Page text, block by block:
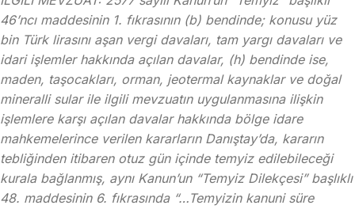
46’ncı maddesinin 1. fıkrasının (b) bendinde; konusu yüz
bin Türk lirasını aşan vergi davaları, tam yargı davaları ve
idari işlemler hakkında açılan davalar, (h) bendinde ise,
maden, taşocakları, orman, jeotermal kaynaklar ve doğal
mineralli sular ile ilgili mevzuatın uygulanmasına ilişkin
işlemlere karşı açılan davalar hakkında bölge idare
mahkemelerince verilen kararların Danıştay’da, kararın
tebliğinden itibaren otuz gün içinde temyiz edilebileceği
kurala bağlanmış, aynı Kanun’un “Temyiz Dilekçesi” başlıklı
48. maddesinin 6. fıkrasında “…Temyizin kanuni süre